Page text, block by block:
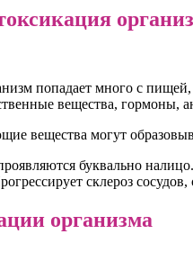
попадает много с
вещества,
вещества могут
буквально
склероз
организма